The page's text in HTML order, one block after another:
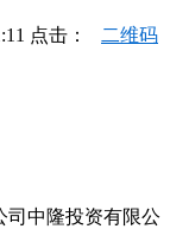
点击： 二维码
司中隆投资有限公